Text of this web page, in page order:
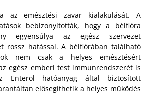
az emésztési zavar kialakulását. A
bebizonyították, hogy a bélflóra
egyensúlya az egész szervezet
rossz hatással. A bélflórában található
nem csak a helyes emésztésért
egész emberi test immunrendszerét is
Enterol hatóanyag által biztosított
elősegíthetik a helyes működés